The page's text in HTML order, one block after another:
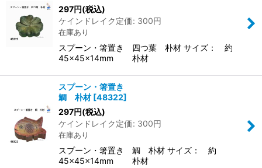
297円(税込)
ケインドレイク定価: 300円
在庫あり
スプーン・箸置き 四つ葉 朴材 サイズ： 約
45×45×14mm 朴材
スプーン・箸置き
鯛 朴材 [48322]
297円(税込)
ケインドレイク定価: 300円
在庫あり
スプーン・箸置き 鯛 朴材 サイズ： 約
45×45×14mm 朴材